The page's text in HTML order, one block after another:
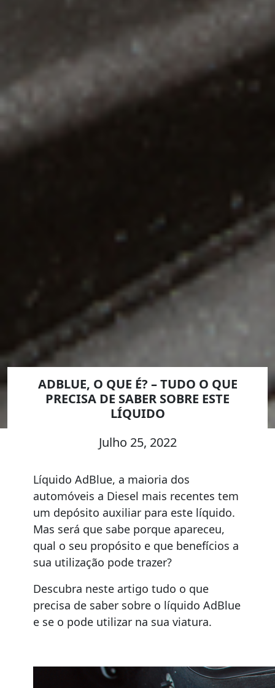
ADBLUE, O QUE É? – TUDO O QUE
PRECISA DE SABER SOBRE ESTE
LÍQUIDO
Julho 25, 2022
Líquido AdBlue, a maioria dos
automóveis a Diesel mais recentes tem
um depósito auxiliar para este líquido.
Mas será que sabe porque apareceu,
qual o seu propósito e que benefícios a
sua utilização pode trazer?
Descubra neste artigo tudo o que
precisa de saber sobre o líquido AdBlue
e se o pode utilizar na sua viatura.